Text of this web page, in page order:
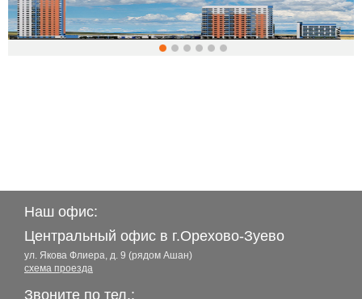
Наш офис:
Центральный офис в г.Орехово-Зуево
ул. Якова Флиера, д. 9 (рядом Ашан)
схема проезда
Звоните по тел.: